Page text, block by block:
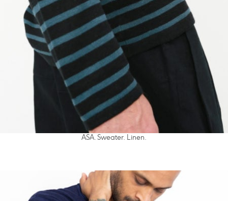
ASA. Sweater. Linen.